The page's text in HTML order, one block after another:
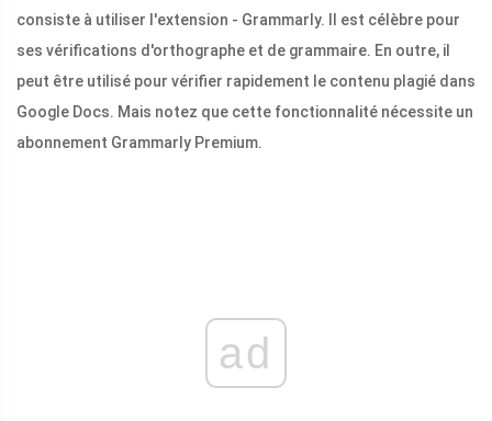
consiste à utiliser l'extension - Grammarly. Il est célèbre pour
ses vérifications d'orthographe et de grammaire. En outre, il
peut être utilisé pour vérifier rapidement le contenu plagié dans
Google Docs. Mais notez que cette fonctionnalité nécessite un
abonnement Grammarly Premium.
ad